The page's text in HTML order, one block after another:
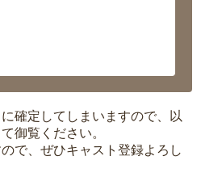
確定してしまいますので、以
御覧ください。
で、ぜひキャスト登録よろし